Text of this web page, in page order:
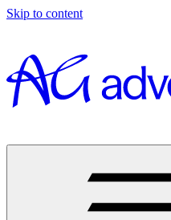
Skip to content